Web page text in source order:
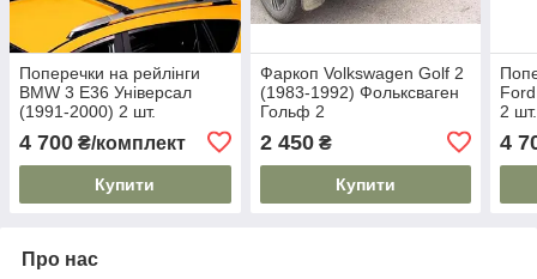
Поперечки на рейлінги
BMW 3 E36 Універсал
(1991-2000) 2 шт.
Чорні
4 700 ₴/комплект
Купити
Фаркоп Volkswagen Golf 2
(1983-1992) Фольксваген
Гольф 2
2 450₴
Купити
2
4
Про нас